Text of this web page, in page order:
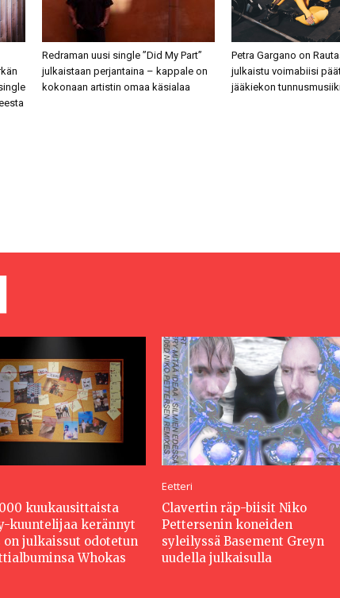
Redraman uusi single ”Did My Part”
julkaistaan perjantaina – kappale on
kokonaan artistin omaa käsialaa
Petra Gargano on
julkaistu voimabiisi
jääkiekon
kuukausittaista
kuuntelijaa kerännyt
on julkaissut odotetun
Whokas
Eetteri
Clavertin räp-biisit Niko
Pettersenin koneiden
syleilyssä Basement Greyn
uudella julkaisulla